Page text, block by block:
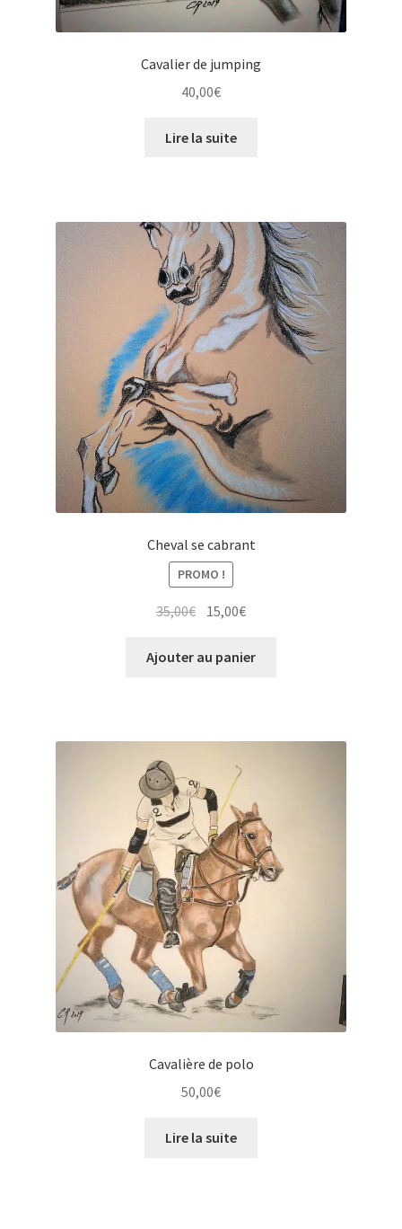
Cavalier de jumping
40,00€
Lire la suite
Cheval se cabrant
PROMO !
35,00€ Le
initial
15,00€Le
actuel
Ajouter au panier
Cavalière de polo
50,00€
Lire la suite